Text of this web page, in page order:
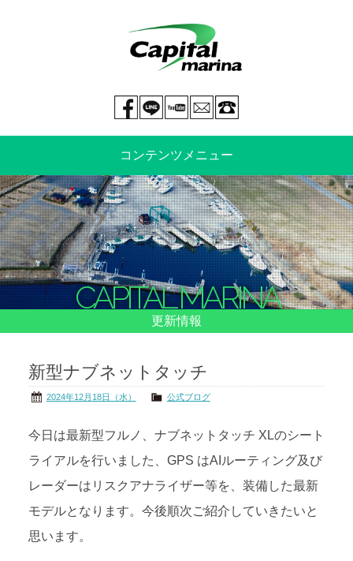
mail
You tube
LINE@
Facebook page
コンテンツメニュー
中古艇情報 新艇情報
船のご売却 整備・特殊艤装
船舶保険 マリーナ情報・料金表
茨城の海
会社概要 リンク
CAPITAL MARINA
更新情報
新型ナブネットタッチ
2024年12月18日（水） 公式ブログ
今日は最新型フルノ、ナブネットタッチ XLのシート
ライアルを行いました、GPS はAIルーティング及び
レーダーはリスクアナライザー等を、装備した最新
モデルとなります。今後順次ご紹介していきたいと
思います。